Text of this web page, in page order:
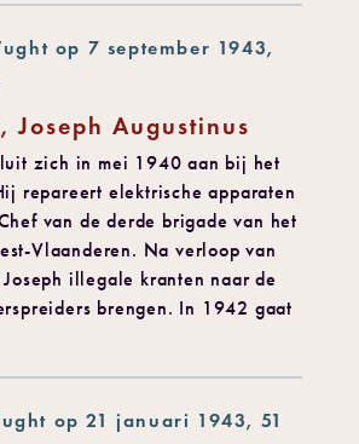
op 7 september 1943,
Joseph Augustinus
zich in mei 1940 aan bij het
repareert elektrische apparaten
van de derde brigade van het
Vlaanderen. Na verloop van
illegale kranten naar de
brengen. In 1942 gaat
op 21 januari 1943, 51